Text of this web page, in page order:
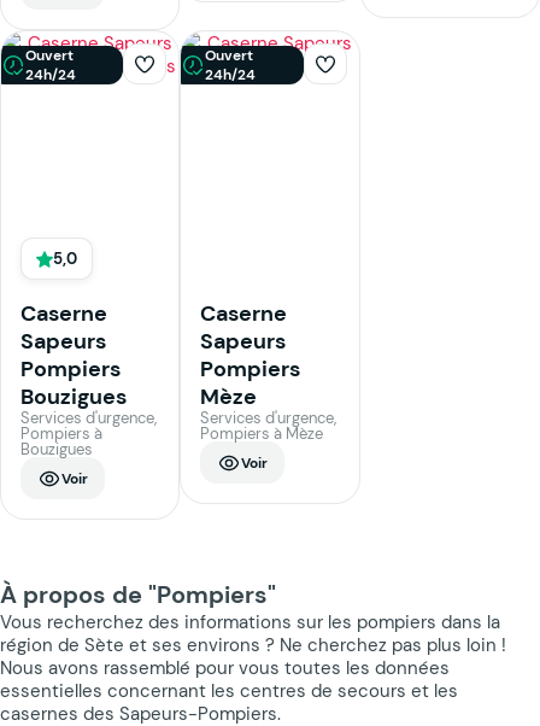
Ouvert
24h/24
5,0
Caserne
Sapeurs
Pompiers
Bouzigues
Services d'urgence,
Pompiers à
Bouzigues
Voir
Ouvert
24h/24
Caserne
Sapeurs
Pompiers
Mèze
Services d'urgence,
Pompiers à Mèze
Voir
À propos de "Pompiers"
Vous recherchez des informations sur les pompiers dans la
région de Sète et ses environs ? Ne cherchez pas plus loin !
Nous avons rassemblé pour vous toutes les données
essentielles concernant les centres de secours et les
casernes des Sapeurs-Pompiers.